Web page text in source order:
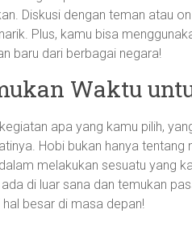
Diskusi dengan teman atau
Plus, kamu bisa
baru dari berbagai negara!
Waktu
apa yang kamu pilih,
Hobi bukan hanya
melakukan sesuatu yang
di luar sana dan temukan
besar di masa depan!